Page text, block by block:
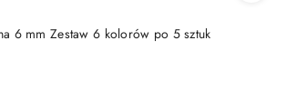
6 mm Zestaw 6 kolorów po 5 sztuk